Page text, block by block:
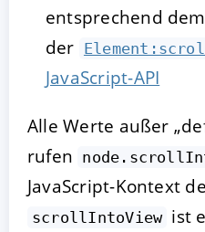
entsprechend dem
der
JavaScript-API
Alle Werte außer
rufen
JavaScript-Kontext
scrollIntoView ist